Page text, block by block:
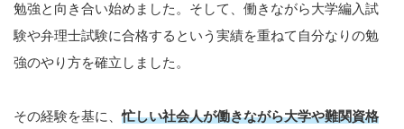
勉強と向き合い始めました。そして、働きながら大学編入試
験や弁理士試験に合格するという実績を重ねて自分なりの勉
強のやり方を確立しました。
その経験を基に、忙しい社会人が働きながら大学や難関資格